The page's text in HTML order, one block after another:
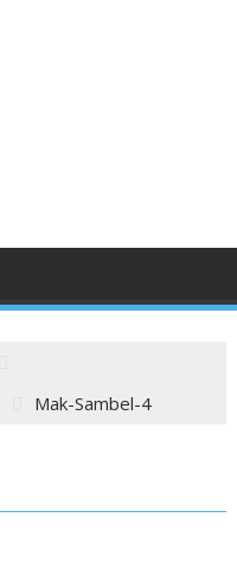
Mak-Sambel-4